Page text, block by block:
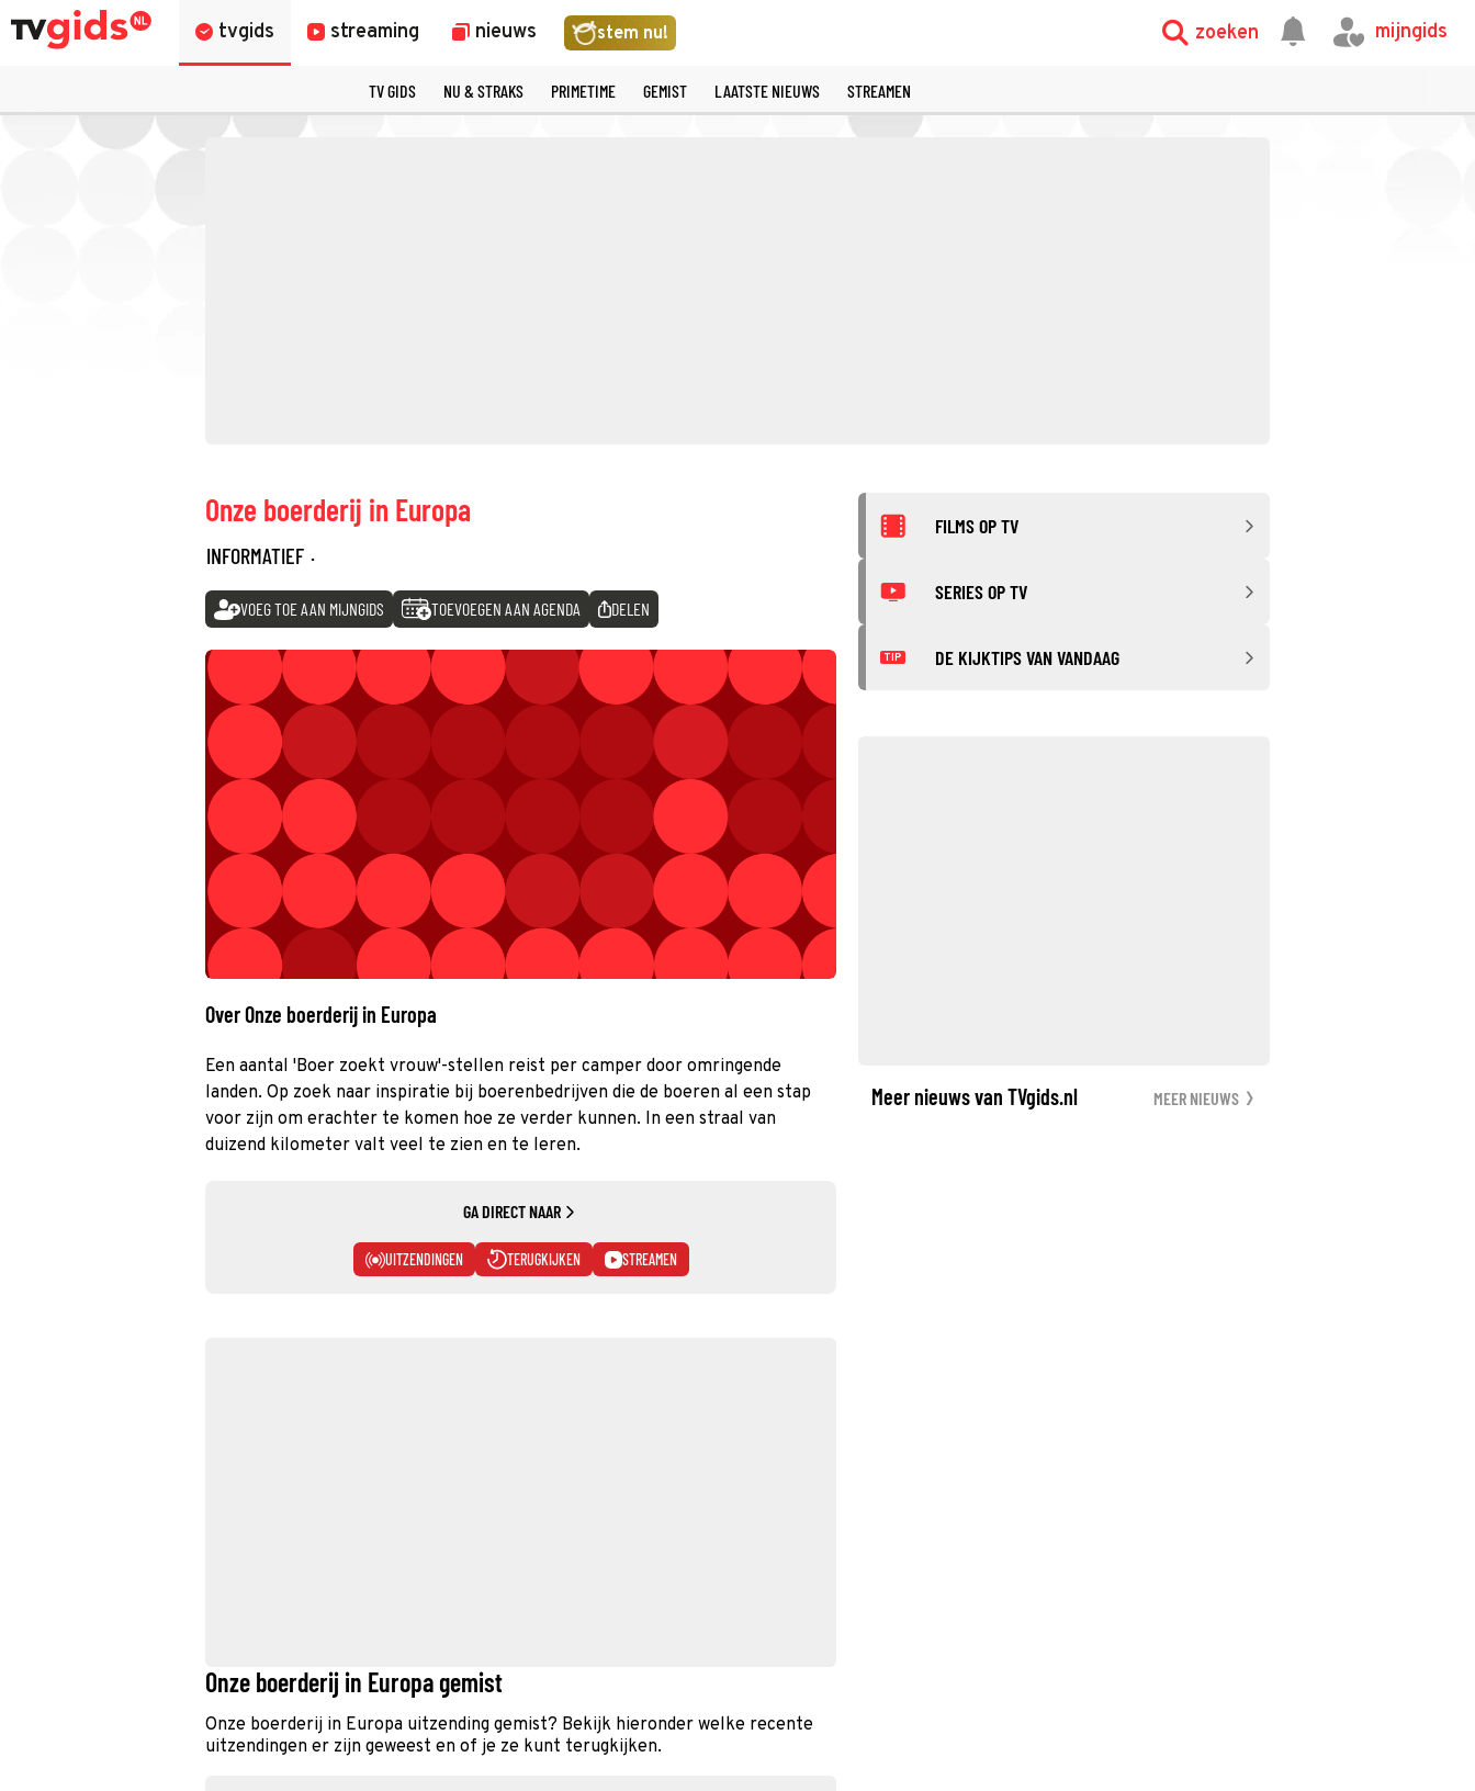
tvgids streaming nieuws stem nu! zoeken mijngids
TV GIDS NU & STRAKS PRIMETIME GEMIST LAATSTE NIEUWS STREAMEN
Onze boerderij in Europa
INFORMATIEF ·
VOEG TOE AAN MIJNGIDS TOEVOEGEN AAN AGENDA DELEN
Over Onze boerderij in Europa
Een aantal 'Boer zoekt vrouw'-stellen reist per camper door omringende
landen. Op zoek naar inspiratie bij boerenbedrijven die de boeren al een stap
voor zijn om erachter te komen hoe ze verder kunnen. In een straal van
duizend kilometer valt veel te zien en te leren.
GA DIRECT NAAR
UITZENDINGEN TERUGKIJKEN STREAMEN
Onze boerderij in Europa gemist
Onze boerderij in Europa uitzending gemist? Bekijk hieronder welke recente
uitzendingen er zijn geweest en of je ze kunt terugkijken.
FILMS OP TV
SERIES OP TV
TIP DE KIJKTIPS VAN VANDAAG
Meer nieuws van TVgids.nl MEER NIEUWS